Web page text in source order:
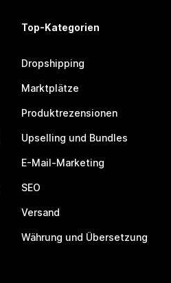
Top-Kategorien
Dropshipping
Marktplätze
Produktrezensionen
Upselling und Bundles
E-Mail-Marketing
SEO
Versand
Währung und Übersetzung